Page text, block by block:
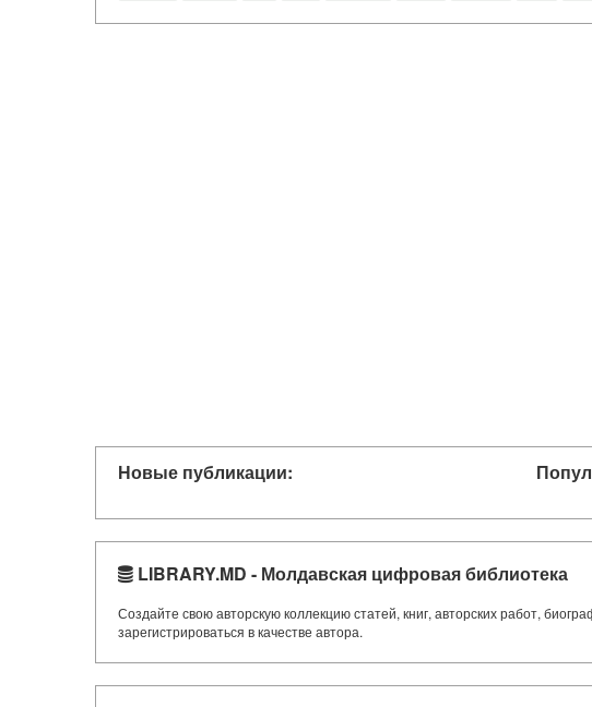
Новые публикации:
LIBRARY.MD - Молдавская цифровая библиотека
Создайте свою авторскую коллекцию статей, книг, авторских работ,
зарегистрироваться в качестве автора.